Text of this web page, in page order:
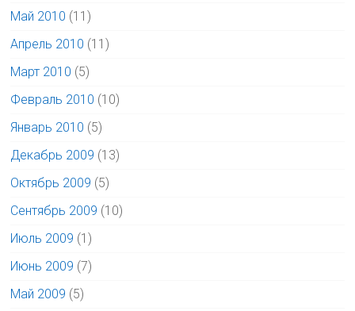
Май 2010 (11)
Апрель 2010 (11)
Март 2010 (5)
Февраль 2010 (10)
Январь 2010 (5)
Декабрь 2009 (13)
Октябрь 2009 (5)
Сентябрь 2009 (10)
Июль 2009 (1)
Июнь 2009 (7)
Май 2009 (5)